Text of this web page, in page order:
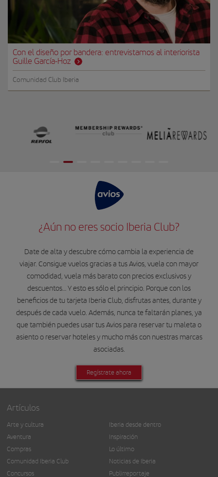
Con el diseño por bandera: entrevistamos al interiorista
Guille García-Hoz
Comunidad Club Iberia
¿Aún no eres socio Iberia Club?
Date de alta y descubre cómo cambia la experiencia de
viajar. Consigue vuelos gracias a tus Avios, vuela con mayor
comodidad, vuela más barato con precios exclusivos y
descuentos… Y esto es sólo el principio. Porque con los
beneficios de tu tarjeta Iberia Club, disfrutas antes, durante y
después de cada vuelo. Además, nunca te faltarán planes, ya
que también puedes usar tus Avios para reservar tu maleta o
asiento o reservar hoteles y mucho más con nuestras marcas
asociadas.
Regístrate ahora
Artículos
Arte y cultura
Aventura
Compras
Comunidad Iberia Club
Concursos
Iberia desde dentro
Inspiración
Lo último
Noticias de Iberia
Publirreportaje